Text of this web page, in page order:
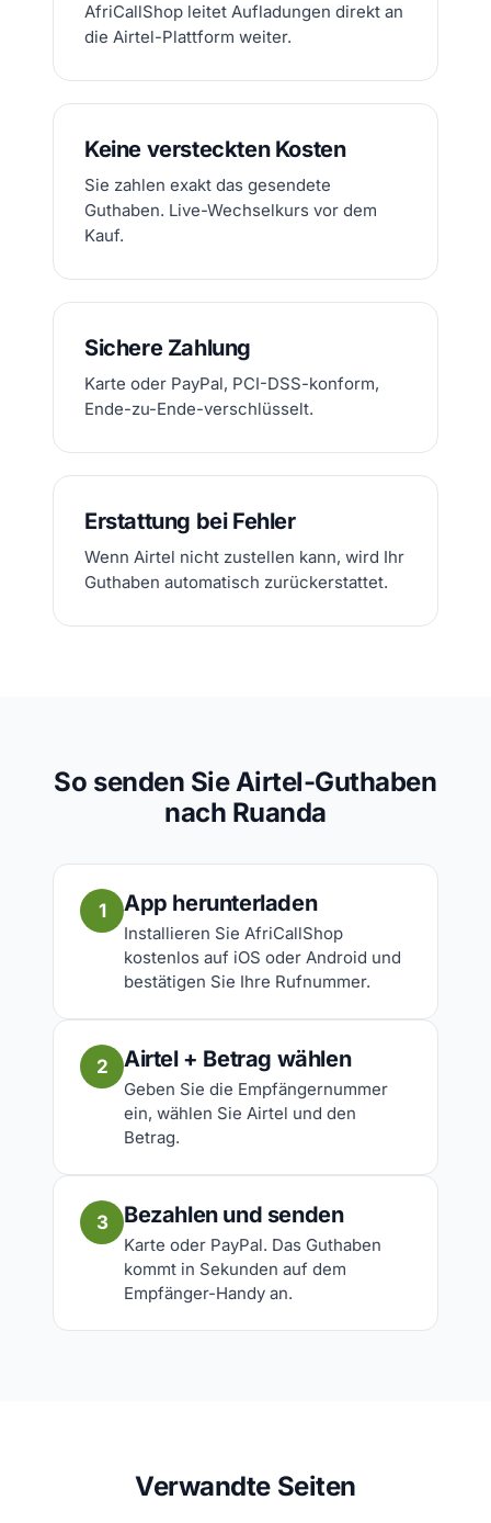
AfriCallShop leitet Aufladungen direkt an
die Airtel-Plattform weiter.
Keine versteckten Kosten
Sie zahlen exakt das gesendete
Guthaben. Live-Wechselkurs vor dem
Kauf.
Sichere Zahlung
Karte oder PayPal, PCI-DSS-konform,
Ende-zu-Ende-verschlüsselt.
Erstattung bei Fehler
Wenn Airtel nicht zustellen kann, wird Ihr
Guthaben automatisch zurückerstattet.
So senden Sie Airtel-Guthaben
nach Ruanda
1 App herunterladen
Installieren Sie AfriCallShop
kostenlos auf iOS oder Android und
bestätigen Sie Ihre Rufnummer.
2 Airtel + Betrag wählen
Geben Sie die Empfängernummer
ein, wählen Sie Airtel und den
Betrag.
3 Bezahlen und senden
Karte oder PayPal. Das Guthaben
kommt in Sekunden auf dem
Empfänger-Handy an.
Verwandte Seiten